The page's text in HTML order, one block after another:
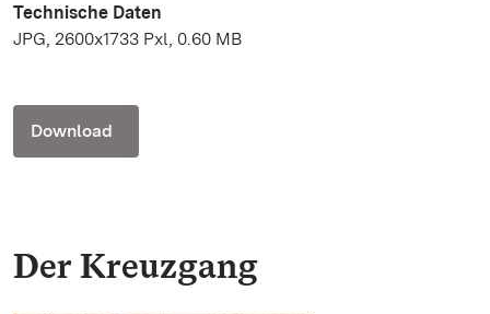
Technische Daten
JPG, 2600x1733 Pxl, 0.60 MB
Download
Der Kreuzgang